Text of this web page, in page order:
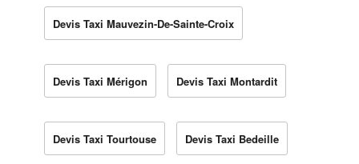
Devis Taxi Mauvezin-De-Sainte-Croix
Devis Taxi Mérigon Devis Taxi Montardit
Devis Taxi Tourtouse Devis Taxi Bedeille